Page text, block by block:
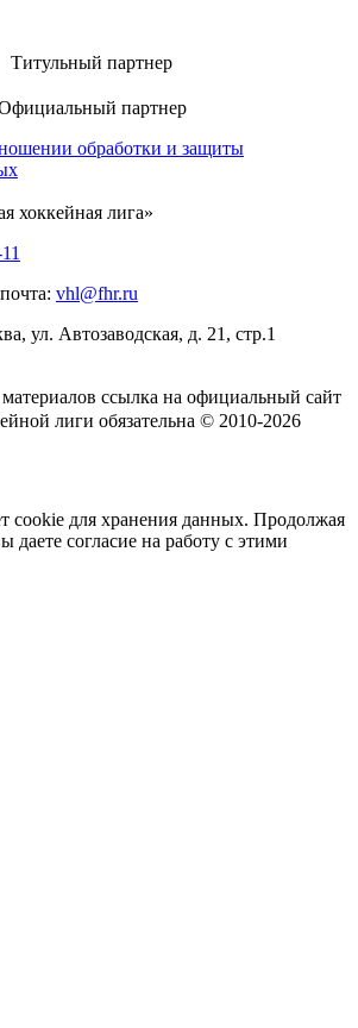
Титульный партнер
партнер
обработки и защиты
хоккейная лига»
vhl@fhr.ru
ул. Автозаводская, д. 21, стр.1
ссылка на официальный сайт
лиги обязательна © 2010-2026
cookie для хранения данных. Продолжая
даете согласие на работу с этими